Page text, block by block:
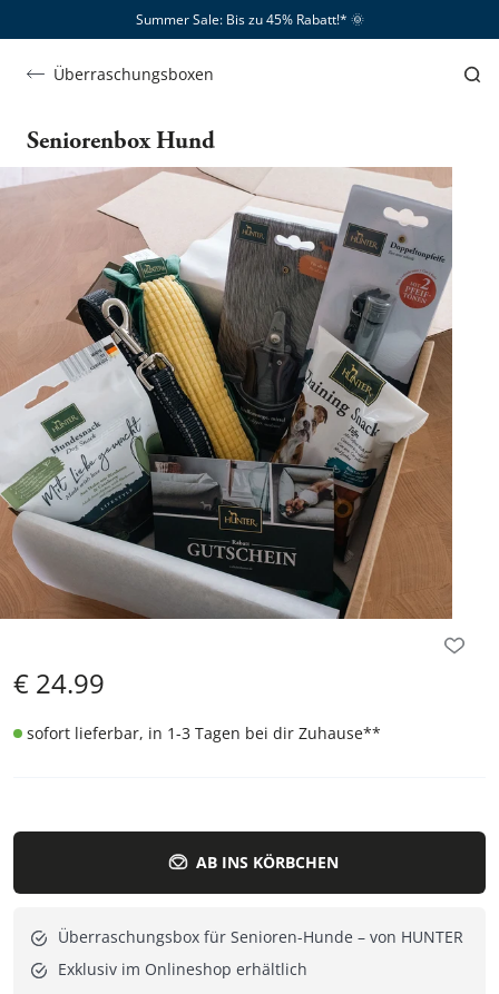
Summer Sale: Bis zu 45% Rabatt!*​ 🌞
Überraschungsboxen
Seniorenbox Hund
€ 24.99
sofort lieferbar, in 1-3 Tagen bei dir Zuhause**
AB INS KÖRBCHEN
Überraschungsbox für Senioren-Hunde – von HUNTER
Exklusiv im Onlineshop erhältlich